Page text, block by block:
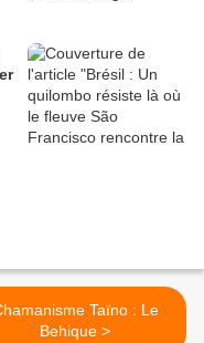
Taïno : Le
Behique >